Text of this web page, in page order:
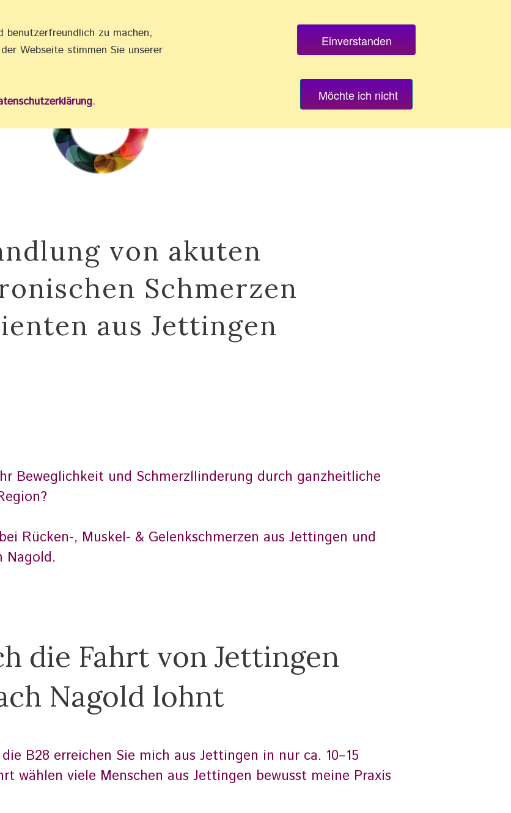
• REFLEXZONEN • PRAXIS NAGOLD
von akuten
Schmerzen
aus Jettingen
Beweglichkeit und Schmerzllinderung durch ganzheitliche
Rücken-, Muskel- & Gelenkschmerzen aus Jettingen und
Nagold.
die Fahrt von Jettingen
Nagold lohnt
B28 erreichen Sie mich aus Jettingen in nur ca. 10–15
wählen viele Menschen aus Jettingen bewusst meine Praxis
zu machen,
Webseite stimmen Sie unserer
.
Einverstanden
Möchte ich nicht